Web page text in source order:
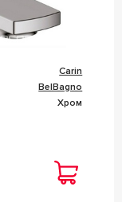
Carin
BelBagno
Хром